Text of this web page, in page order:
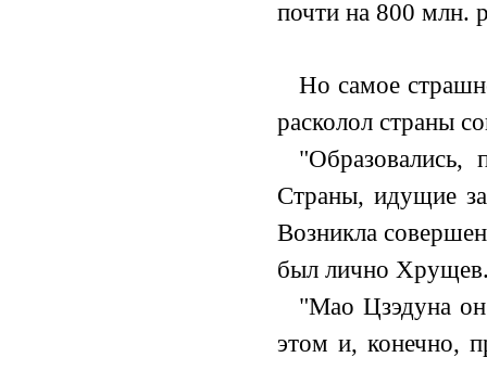
почти на 800 млн.
Но самое
расколол страны
Страны, идущие
Возникла
был лично
"Мао Цзэдуна он
этом и, конечно,